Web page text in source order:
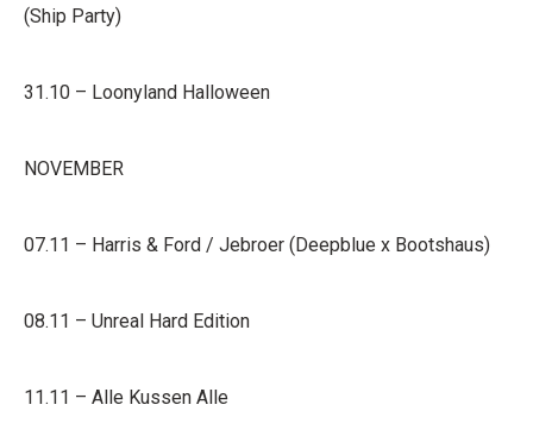
(Ship Party)
31.10 – Loonyland Halloween
NOVEMBER
07.11 – Harris & Ford / Jebroer (Deepblue x Bootshaus)
08.11 – Unreal Hard Edition
11.11 – Alle Kussen Alle